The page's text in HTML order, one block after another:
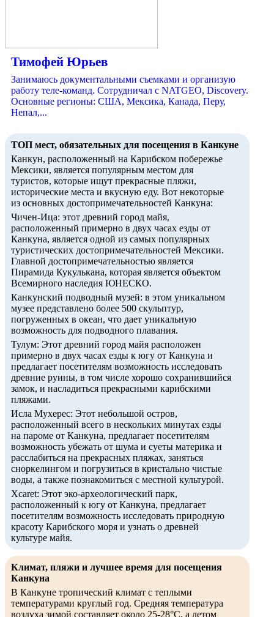
ТОП мест, обязательных для посещения в Канкуне
Канкун, расположенный на Карибском побережье
Мексики, является популярным местом для
туристов, которые ищут прекрасные пляжи,
исторические места и вкусную еду. Вот некоторые
из основных достопримечательностей Канкуна:
Чичен-Ица: этот древний город майя,
расположенный примерно в двух часах езды от
Канкуна, является одной из самых популярных
туристических достопримечательностей Мексики.
Главной достопримечательностью является
Пирамида Кукулькана, которая является объектом
Всемирного наследия ЮНЕСКО.
Канкунский подводный музей: в этом уникальном
музее представлено более 500 скульптур,
погруженных в океан, что дает уникальную
возможность для подводного плавания.
Тулум: Этот древний город майя расположен
примерно в двух часах езды к югу от Канкуна и
предлагает посетителям возможность исследовать
древние руины, в том числе хорошо сохранившийся
замок, и насладиться прекрасными карибскими
пляжами.
Исла Мухерес: Этот небольшой остров,
расположенный всего в нескольких минутах езды
на пароме от Канкуна, предлагает посетителям
возможность убежать от шума и суеты материка и
расслабиться на прекрасных пляжах, заняться
сноркелингом и погрузиться в кристально чистые
воды, а также познакомиться с местной культурой.
Xcaret: Этот эко-археологический парк,
расположенный к югу от Канкуна, предлагает
посетителям возможность исследовать природную
красоту Карибского моря и узнать о древней
культуре майя.
Климат, пляжи и лучшее время для посещения
Канкуна
В Канкуне тропический климат с теплыми
температурами круглый год. Средняя температура
воздуха зимой составляет около 25-28°C, а летом
Тимофей Юрьев
Занимаюсь документальными съемками и организую
работу теле-команд. Сотрудничал с NATGEO, Discovery.
Основные регионы: США, Мексика, Канада, Перу,
Непал,...